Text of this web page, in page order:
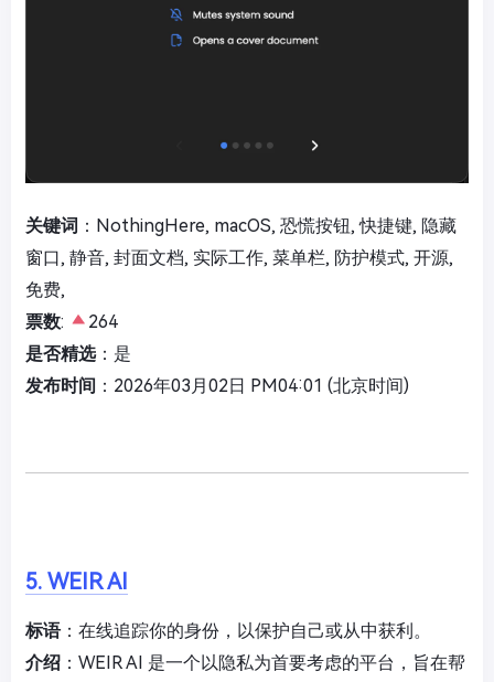
关键词 ：NothingHere, macOS, 恐慌按钮, 快捷键, 隐藏
窗口, 静音, 封面文档, 实际工作, 菜单栏, 防护模式, 开源,
免费,
票数:
264
是否精选：是
发布时间 ：2026年03月02日 PM04:01 (北京时间)
5. WEIR AI
标语：在线追踪你的身份，以保护自己或从中获利。
介绍 ：WEIR AI 是一个以隐私为首要考虑的平台，旨在帮